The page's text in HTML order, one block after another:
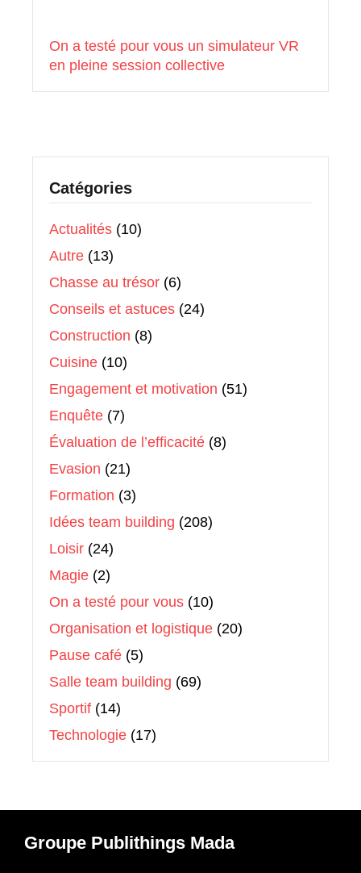
On a testé pour vous un simulateur VR
en pleine session collective
Catégories
Actualités (10)
Autre (13)
Chasse au trésor (6)
Conseils et astuces (24)
Construction (8)
Cuisine (10)
Engagement et motivation (51)
Enquête (7)
Évaluation de l’efficacité (8)
Evasion (21)
Formation (3)
Idées team building (208)
Loisir (24)
Magie (2)
On a testé pour vous (10)
Organisation et logistique (20)
Pause café (5)
Salle team building (69)
Sportif (14)
Technologie (17)
Groupe Publithings Mada